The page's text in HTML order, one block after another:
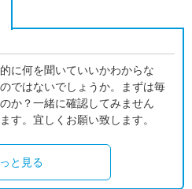
に何を聞いていいかわからな
ではないでしょうか。まずは毎
か？一緒に確認してみません
す。宜しくお願い致します。
と見る